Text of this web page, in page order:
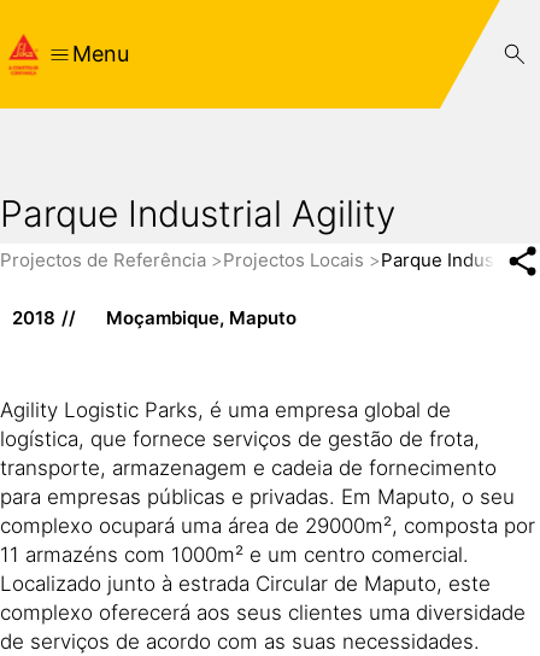
Menu
Parque Industrial Agility
Projectos de Referência Projectos Locais Parque Industrial
2018 Moçambique, Maputo
Agility Logistic Parks, é uma empresa global de
logística, que fornece serviços de gestão de frota,
transporte, armazenagem e cadeia de fornecimento
para empresas públicas e privadas. Em Maputo, o seu
complexo ocupará uma área de 29000m², composta por
11 armazéns com 1000m² e um centro comercial.
Localizado junto à estrada Circular de Maputo, este
complexo oferecerá aos seus clientes uma diversidade
de serviços de acordo com as suas necessidades.